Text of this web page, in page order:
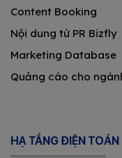
Content Booking
Nội dung từ PR Bizfly
Marketing Database
Quảng cáo cho
HẠ TẦNG ĐIỆN